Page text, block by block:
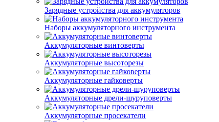
Зарядные устройства для аккумуляторов
Наборы аккумуляторного инструмента
Аккумуляторные винтоверты
Аккумуляторные высоторезы
Аккумуляторные гайковерты
Аккумуляторные дрели-шуруповерты
Аккумуляторные просекатели